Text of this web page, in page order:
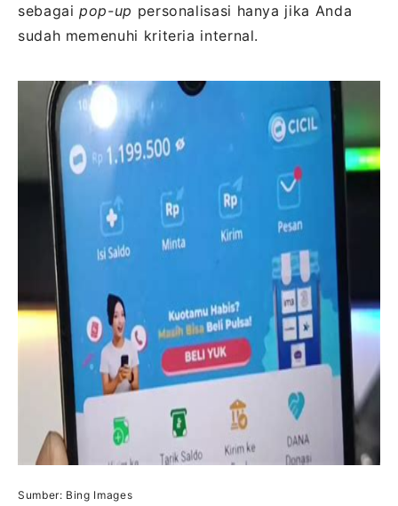
sebagaipop-up personalisasi hanya jika Anda
sudah memenuhi kriteria internal.
Sumber: Bing Images